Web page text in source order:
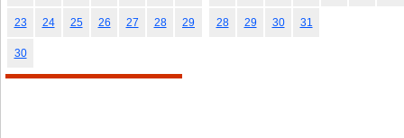
23 24 25 26 27 28 29
30
28 29 30 31